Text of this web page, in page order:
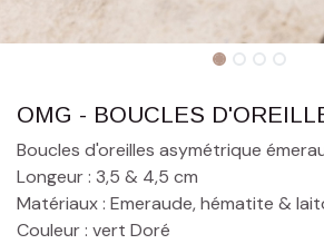
OMG - BOUCLES
Boucles d'oreilles asymétrique
Longeur : 3,5 & 4,5 cm
Matériaux : Emeraude, hématite &
Couleur : vert Doré